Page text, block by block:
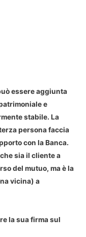
essere aggiunta
e
stabile. La
persona faccia
con la Banca.
sia il cliente a
del mutuo, ma è la
vicina) a
la sua firma sul